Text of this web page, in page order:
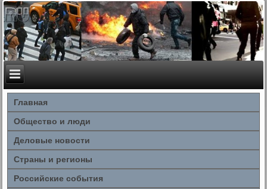
Главная
Общество и люди
Деловые новости
Страны и регионы
Российские события